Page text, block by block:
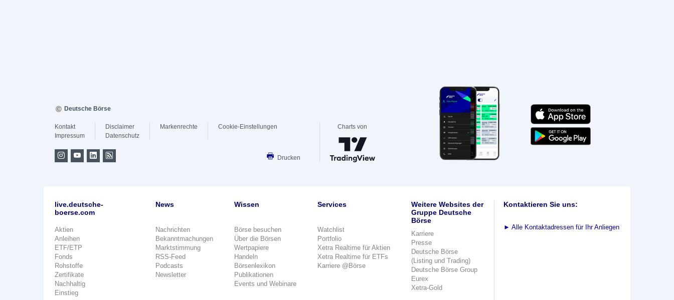
Deutsche Börse
Kontakt
Impressum
Disclaimer
Datenschutz
Markenrechte Cookie-Einstellungen
Drucken
Charts von
live.deutsche-
boerse.com
Aktien
Anleihen
ETF/ETP
Fonds
Rohstoffe
Zertifikate
Nachhaltig
Einstieg
News
Nachrichten
Bekanntmachungen
Marktstimmung
RSS-Feed
Podcasts
Newsletter
Wissen
Börse besuchen
Über die Börsen
Wertpapiere
Handeln
Börsenlexikon
Publikationen
Events und Webinare
Services
Watchlist
Portfolio
Xetra Realtime für Aktien
Xetra Realtime für ETFs
Karriere @Börse
Weitere Websites der
Gruppe Deutsche
Börse
Karriere
Presse
Deutsche Börse
(Listing und Trading)
Deutsche Börse Group
Eurex
Xetra-Gold
Kontaktieren Sie uns:
► Alle Kontaktadressen für Ihr Anliegen